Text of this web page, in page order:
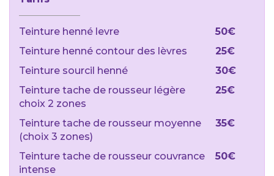
Teinture henné levre
50€
Teinture henné contour des lèvres
25€
Teinture sourcil henné
30€
Teinture tache de rousseur légère
choix 2 zones
25€
Teinture tache de rousseur moyenne
(choix 3 zones)
35€
Teinture tache de rousseur couvrance
intense
50€